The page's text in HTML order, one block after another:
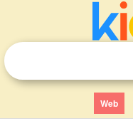
Web